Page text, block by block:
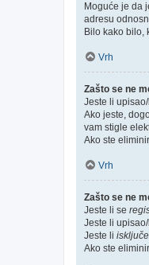
Moguće je da
adresu
Bilo kako bilo,
Vrh
Zašto se ne
Jeste li
Ako jeste,
vam stigle
Ako ste
Vrh
Zašto se ne
Jeste li se
Jeste li
Jeste li
Ako ste